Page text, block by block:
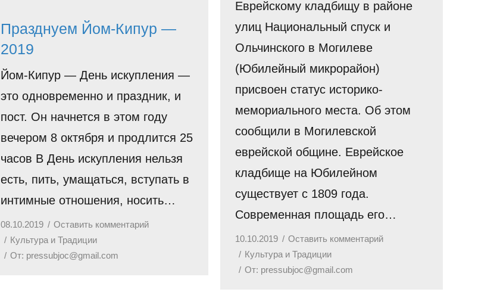
Еврейскому кладбищу в районе
улиц Национальный спуск и
Ольчинского в Могилеве
(Юбилейный микрорайон)
присвоен статус историко-
мемориального места. Об этом
сообщили в Могилевской
еврейской общине. Еврейское
кладбище на Юбилейном
существует с 1809 года.
Современная площадь его…
10.10.2019
Оставить комментарий
Культура и Традиции
От: pressubjoc@gmail.com
Празднуем Йом-Кипур —
2019
Йом-Кипур — День искупления —
это одновременно и праздник, и
пост. Он начнется в этом году
вечером 8 октября и продлится 25
часов В День искупления нельзя
есть, пить, умащаться, вступать в
интимные отношения, носить…
08.10.2019
Оставить комментарий
Культура и Традиции
От: pressubjoc@gmail.com